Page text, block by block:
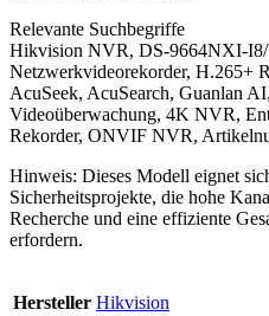
Relevante Suchbegriffe
Hikvision NVR, DS-9664NXI-
Netzwerkvideorekorder, H.265+
AcuSeek, AcuSearch, Guanlan
Videoüberwachung, 4K NVR,
Rekorder, ONVIF NVR,
Hinweis: Dieses Modell eignet
Sicherheitsprojekte, die hohe
Recherche und eine effiziente
erfordern.
Hersteller Hikvision